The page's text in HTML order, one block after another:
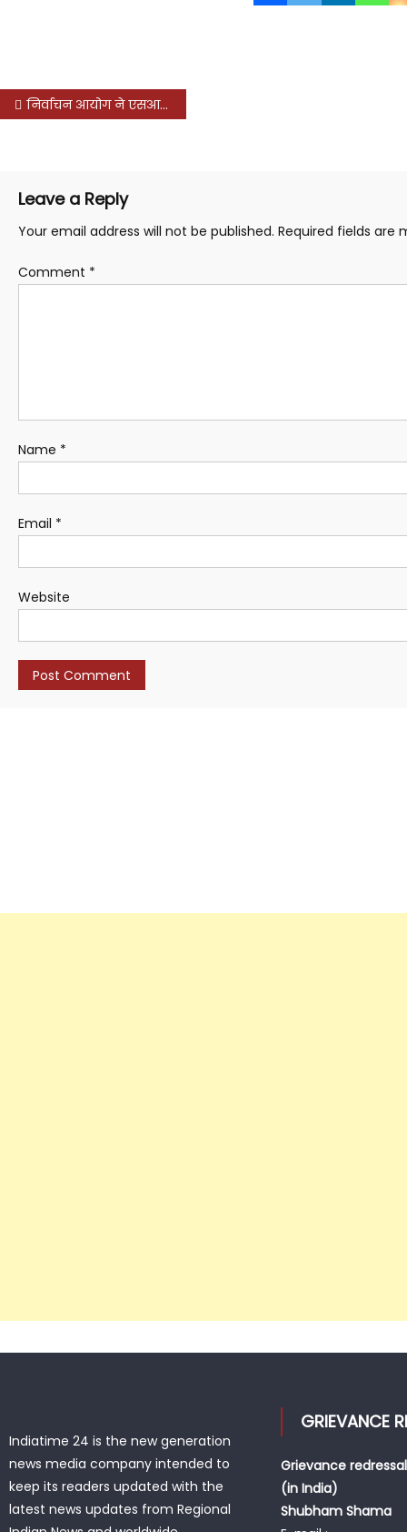
Postनिर्वाचन आयोग ने एसआईआर विवाद पर सुप्रीम कोर्ट से कहा, हम पर भरोसा रखें, एक भी मतदाता नहीं छूटेगा
Leave a Reply
Your email address will not be published. Required fields are
Comment *
Name *
Email *
Website
Indiatime 24 is the new generation
news media company intended to
keep its readers updated with the
latest news updates from Regional
GRIEVANCE
Grievance
(in India)
Shubham Shama